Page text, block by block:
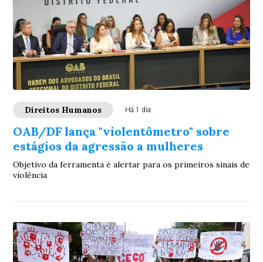
Direitos Humanos Há 1 dia
OAB/DF lança "violentômetro" sobre
estágios da agressão a mulheres
Objetivo da ferramenta é alertar para os primeiros sinais de
violência